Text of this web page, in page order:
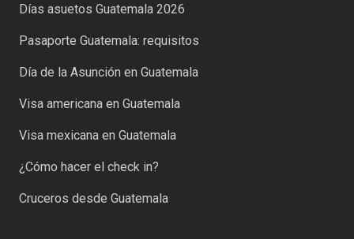
Días asuetos Guatemala 2026
Pasaporte Guatemala: requisitos
Día de la Asunción en Guatemala
Visa americana en Guatemala
Visa mexicana en Guatemala
¿Cómo hacer el check in?
Cruceros desde Guatemala